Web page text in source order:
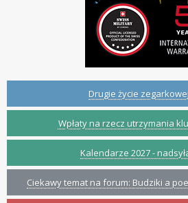
Drugie życie
Wpłaty na rzecz utrzymania
Kalendarze 2027 -
Ciekawy temat na forum: Budziki a